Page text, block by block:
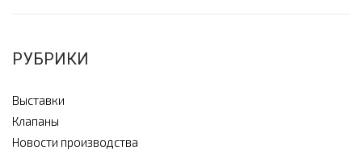
РУБРИКИ
Выставки
Клапаны
Новости производства